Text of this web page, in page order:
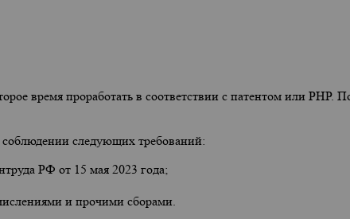
время проработать в соответствии с патентом или РНР.
следующих требований:
РФ от 15 мая 2023 года;
и прочими сборами.